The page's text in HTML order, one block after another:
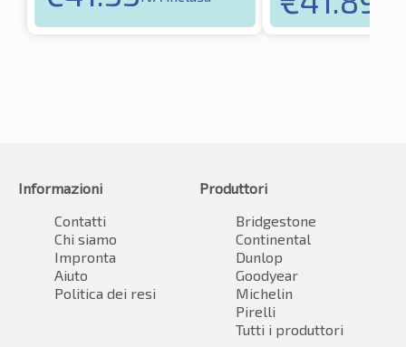
Informazioni
Contatti
Chi siamo
Impronta
Aiuto
Politica dei resi
Produttori
Bridgestone
Continental
Dunlop
Goodyear
Michelin
Pirelli
Tutti i produttori